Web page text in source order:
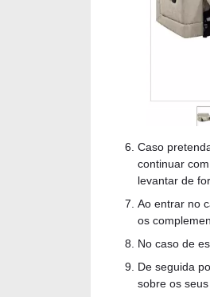
Caso
continuar
levantar de
Ao entrar no
os
No caso de
De seguida
sobre os